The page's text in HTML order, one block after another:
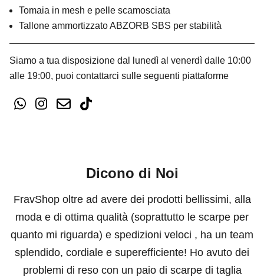
Tomaia in mesh e pelle scamosciata
Tallone ammortizzato ABZORB SBS per stabilità
Siamo a tua disposizione dal lunedì al venerdì dalle 10:00
alle 19:00, puoi contattarci sulle seguenti piattaforme
Dicono di Noi
FravShop oltre ad avere dei prodotti bellissimi, alla
moda e di ottima qualità (soprattutto le scarpe per
quanto mi riguarda) e spedizioni veloci , ha un team
splendido, cordiale e superefficiente! Ho avuto dei
problemi di reso con un paio di scarpe di taglia